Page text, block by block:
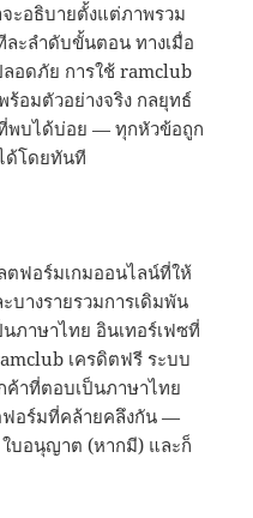
ะอธิบายตั้งแต่ภาพรวม
ะลำดับขั้นตอน ทางเมื่อ
ลอดภัย การใช้ ramclub
ร้อมตัวอย่างจริง กลยุทธ์
พบได้บ่อย — ทุกหัวข้อถูก
ด้โดยทันที
ฟอร์มเกมออนไลน์ที่ให้
บางรายรวมการเดิมพัน
ภาษาไทย อินเทอร์เฟซที่
เครดิตฟรี ระบบ
ค้าที่ตอบเป็นภาษาไทย
ฟอร์มที่คล้ายคลึงกัน —
ใบอนุญาต (หากมี) และก็